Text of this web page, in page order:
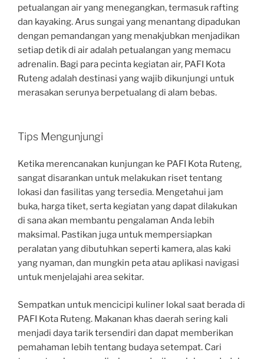
petualangan air yang menegangkan, termasuk rafting
dan kayaking. Arus sungai yang menantang dipadukan
dengan pemandangan yang menakjubkan menjadikan
setiap detik di air adalah petualangan yang memacu
adrenalin. Bagi para pecinta kegiatan air, PAFI Kota
Ruteng adalah destinasi yang wajib dikunjungi untuk
merasakan serunya berpetualang di alam bebas.
Tips Mengunjungi
Ketika merencanakan kunjungan ke PAFI Kota Ruteng,
sangat disarankan untuk melakukan riset tentang
lokasi dan fasilitas yang tersedia. Mengetahui jam
buka, harga tiket, serta kegiatan yang dapat dilakukan
di sana akan membantu pengalaman Anda lebih
maksimal. Pastikan juga untuk mempersiapkan
peralatan yang dibutuhkan seperti kamera, alas kaki
yang nyaman, dan mungkin peta atau aplikasi navigasi
untuk menjelajahi area sekitar.
Sempatkan untuk mencicipi kuliner lokal saat berada di
PAFI Kota Ruteng. Makanan khas daerah sering kali
menjadi daya tarik tersendiri dan dapat memberikan
pemahaman lebih tentang budaya setempat. Cari